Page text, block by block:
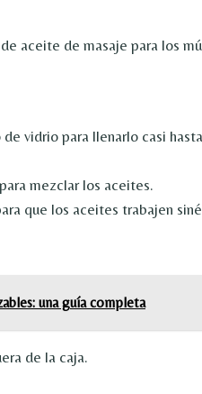
vidrio para llenarlo casi
mezclar los aceites.
que los aceites trabajen
una guía completa
de la caja.